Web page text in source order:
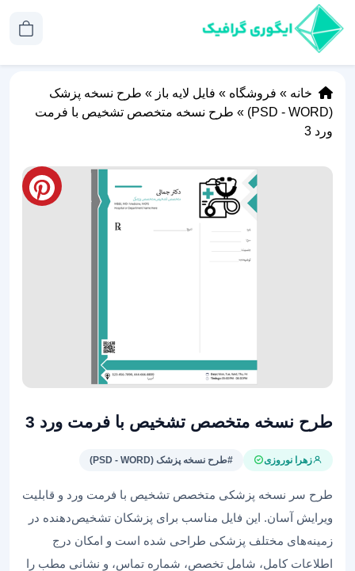
خانه » فروشگاه » فایل لایه باز » طرح نسخه پزشک
(PSD - WORD)
» طرح نسخه متخصص تشخیص با فرمت
ورد 3
طرح نسخه متخصص تشخیص با فرمت ورد 3
زهرا نوروزی #طرح نسخه پزشک (PSD - WORD)
طرح سر نسخه پزشکی متخصص تشخیص با فرمت ورد و قابلیت
ویرایش آسان. این فایل مناسب برای پزشکان تشخیص‌دهنده در
زمینه‌های مختلف پزشکی طراحی شده است و امکان درج
اطلاعات کامل، شامل تخصص، شماره تماس، و نشانی مطب را